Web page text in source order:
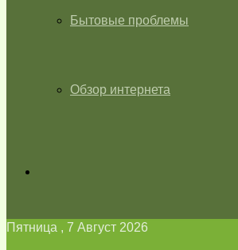
Бытовые проблемы
Обзор интернета
Пятница , 7 Август 2026